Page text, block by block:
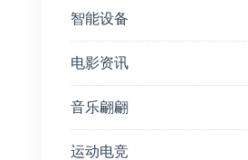
智能设备
电影资讯
音乐翩翩
运动电竞